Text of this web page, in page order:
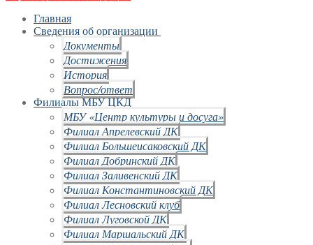
Главная
Сведения об организации
Документы
Достижения
История
Вопрос/ответ
Филиалы МБУ ЦКД
МБУ «Центр культуры и досуга»
Филиал Апрелевский ДК
Филиал Большеисаковский ДК
Филиал Добринский ДК
Филиал Заливенский ДК
Филиал Константиновский ДК
Филиал Лесновский клуб
Филиал Луговской ДК
Филиал Маршальский ДК